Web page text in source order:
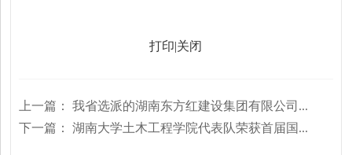
打印|关闭
上一篇：
我省选派的湖南东方红建设集团有限公司...
下一篇：
湖南大学土木工程学院代表队荣获首届国...